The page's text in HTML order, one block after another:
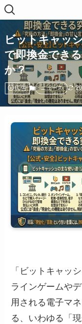
ビットキャッ
で即換金でき
か？
広告 ニュース
「ビットキャッ
ラインゲームや
用される電子マ
る、いわゆる「